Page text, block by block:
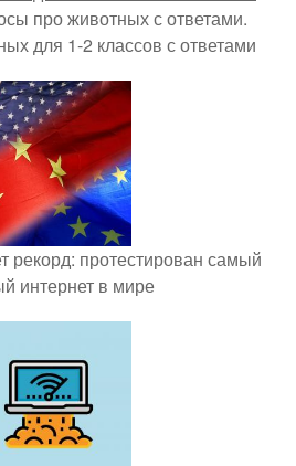
про животных с ответами.
для 1-2 классов с ответами
рекорд: протестирован самый
интернет в мире